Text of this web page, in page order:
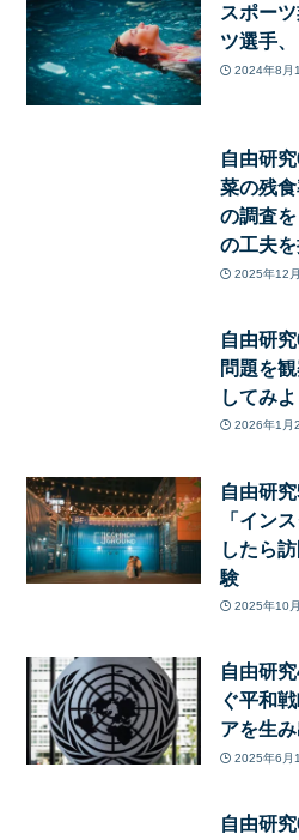
スポー
ツ選手
2024年8月
自由研
菜の残
の調査
の工夫
2025年12
自由研
問題を
してみよ
2026年1月
自由研
「イン
したら
験
2025年10
自由研
ぐ平和
アを生
2025年6月
自由研